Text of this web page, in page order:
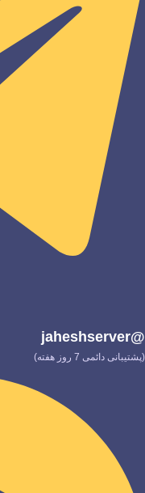
@jaheshserver
(پشتیبانی دائمی 7 روز هفته)